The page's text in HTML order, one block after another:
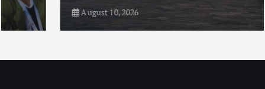
August 10, 2026